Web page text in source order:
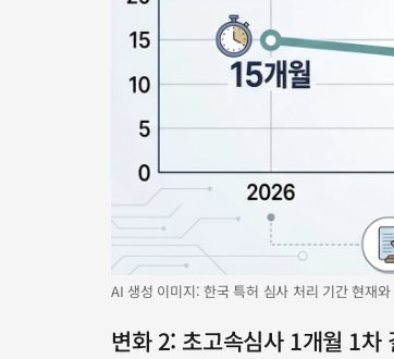
AI 생성 이미지: 한국 특허 심사 처리 기간 현재와
변화 2: 초고속심사 1개월 1차